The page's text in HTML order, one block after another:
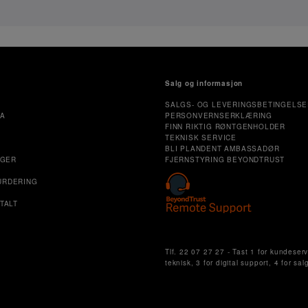
Salg og informasjon
SALGS- OG
PERSONVERNSERKLÆRING
FINN RIKTIG RØNTGENHOLDER
TEKNISK SERVICE
BLI PLANDENT AMBASSADØR
FJERNSTYRING BEYONDTRUST
Tlf. 22 07 27 27 - Tast 1 for
teknisk, 3 for digital support, 4 for